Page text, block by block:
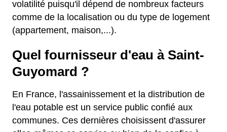
volatilité puisqu'il dépend de nombreux facteurs
comme de la localisation ou du type de logement
(appartement, maison,...).
Quel fournisseur d'eau à Saint-
Guyomard ?
En France, l'assainissement et la distribution de
l'eau potable est un service public confié aux
communes. Ces dernières choisissent d'assurer